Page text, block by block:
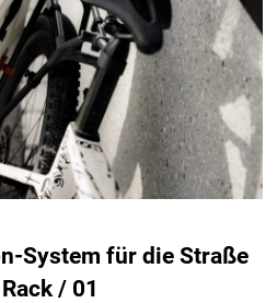
System für die Straße
/ 01